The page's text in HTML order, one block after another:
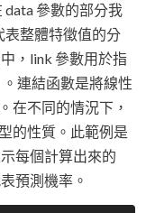
參數的部分我
表整體特徵值的分
，link 參數用於指
連結函數是將線性
在不同的情況下，
的性質。此範例是
示每個計算出來的
預測機率。